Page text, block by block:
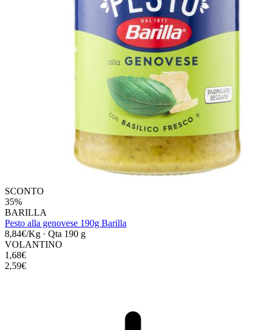
SCONTO
35%
BARILLA
Pesto alla genovese 190g Barilla
8,84€/Kg · Qta 190 g
VOLANTINO
1,68€
2,59€